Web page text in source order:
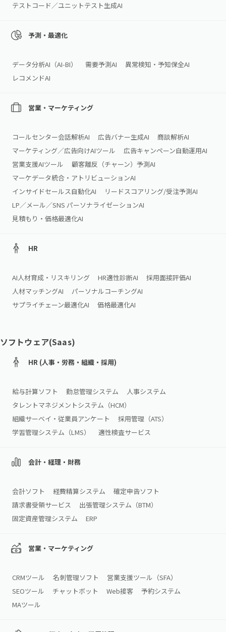
テストコード／ユニットテスト生成AI
予測・最適化
データ分析AI（AI‑BI） 需要予測AI
異常検知・予知保全AI
レコメンドAI
営業・マーケティング
コールセンター会話解析AI 広告バナー生成AI
商談解析AI
マーケティング／広告向けAIツール
広告キャンペーン自動運用AI
営業支援AIツール
顧客離反（チャーン）予測AI
マーケデータ統合・アトリビューションAI
インサイドセールス自動化AI
リードスコアリング/受注予測AI
LP／メール／SNS パーソナライゼーションAI
見積もり・価格最適化AI
HR
AI人材育成・リスキリング HR適性診断AI
採用面接評価AI
人材マッチングAI
パーソナルコーチングAI
サプライチェーン最適化AI
価格最適化AI
ソフトウェア(Saas)
HR (人事・労務・組織・採用)
給与計算ソフト 勤怠管理システム
人事システム
タレントマネジメントシステム（HCM）
組織サーベイ・従業員アンケート
採用管理（ATS）
学習管理システム（LMS）
適性検査サービス
会計・経理・財務
会計ソフト 経費精算システム
確定申告ソフト
請求書受領サービス
出張管理システム（BTM）
固定資産管理システム
ERP
営業・マーケティング
CRMツール 名刺管理ソフト
営業支援ツール（SFA）
SEOツール
チャットボット Web接客
予約システム
MAツール